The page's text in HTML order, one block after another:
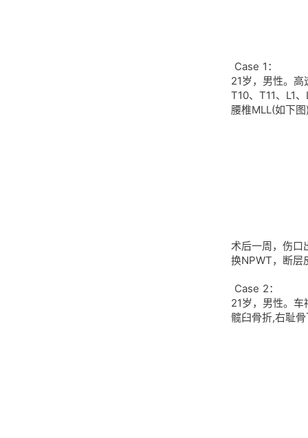
Case 1：
21岁，男性。
T10、T11、L1
腰椎MLL(如下
术后一周，伤口
换NPWT，断层
Case 2：
21岁，男性。
髋臼骨折,右耻